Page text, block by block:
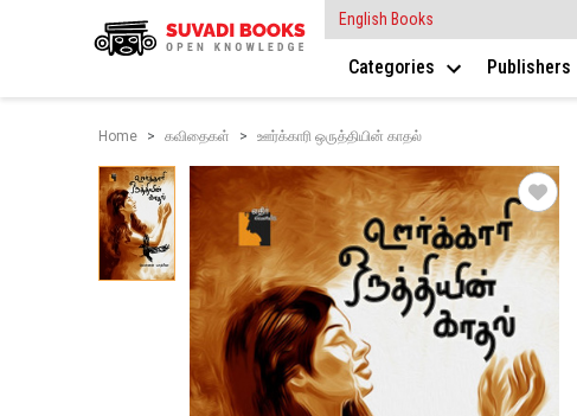
English Books
Categories Publishers
Home கவிதைகள் ஊர்க்காரி ஒருத்தியின் காதல்